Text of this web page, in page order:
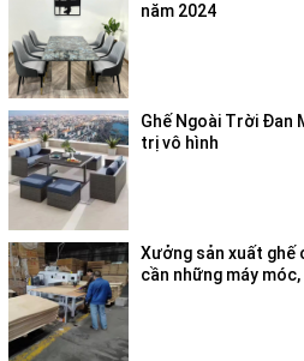
năm 2024
Ghế Ngoài Trời Đan
trị vô hình
Xưởng sản xuất ghế
cần những máy